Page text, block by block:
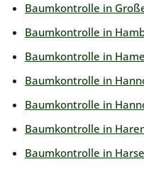
Baumkontrolle in
Baumkontrolle in
Baumkontrolle in
Baumkontrolle in
Baumkontrolle in
Baumkontrolle in
Baumkontrolle in